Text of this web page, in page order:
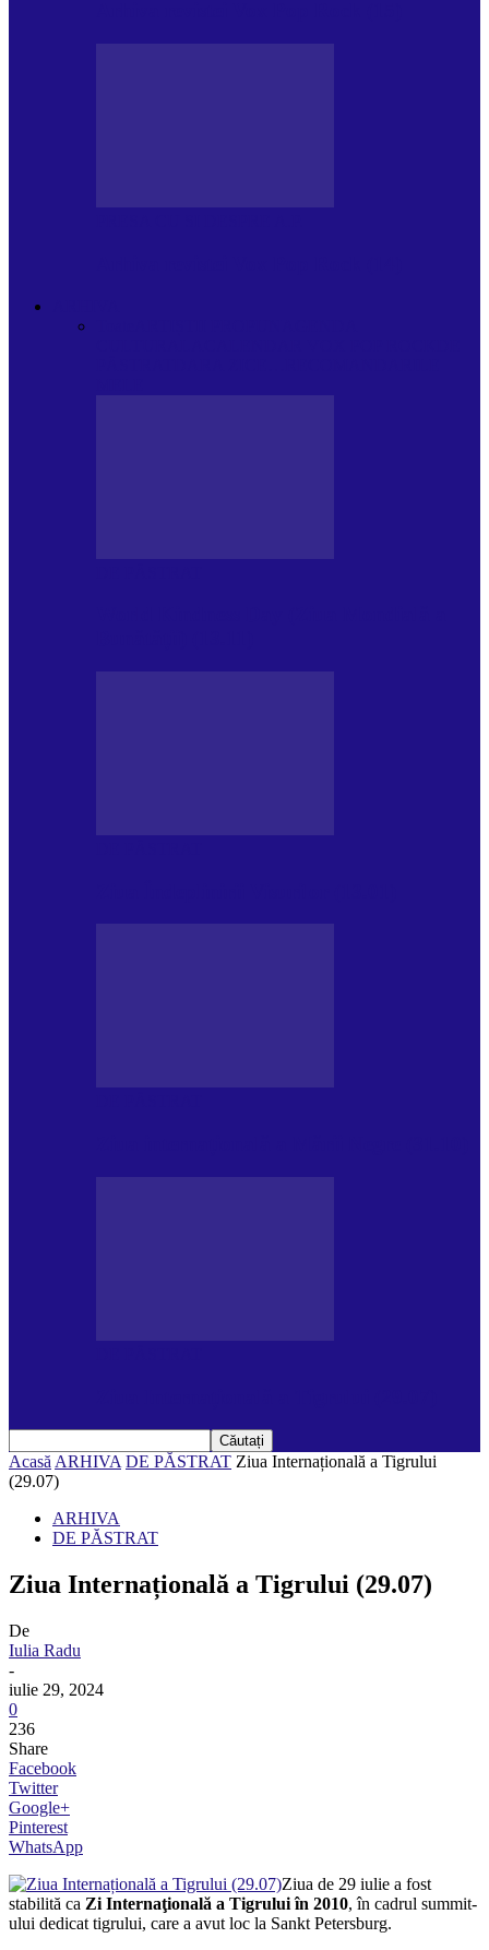
Acasă ARHIVA DE PĂSTRAT Ziua Internațională a Tigrului
(29.07)
ARHIVA
DE PĂSTRAT
Ziua Internațională a Tigrului (29.07)
De
Iulia Radu
-
iulie 29, 2024
0
236
Share
Facebook
Twitter
Google+
Pinterest
WhatsApp
Ziua de 29 iulie a fost
stabilită ca Zi Internaţională a Tigrului în 2010, în cadrul summit-
ului dedicat tigrului, care a avut loc la Sankt Petersburg.